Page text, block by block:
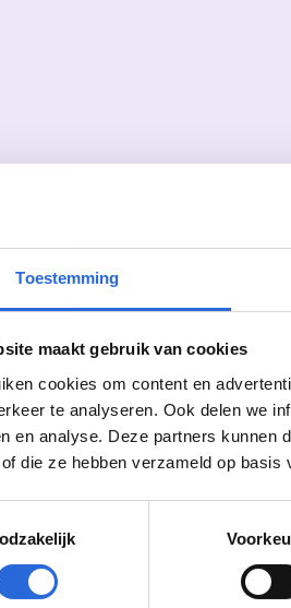
Toestemming
maakt gebruik van cookies
cookies om content en
te analyseren. Ook delen we
en analyse. Deze partners kunnen
die ze hebben verzameld op basis